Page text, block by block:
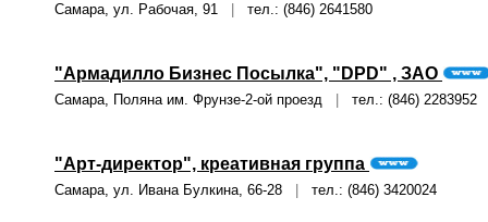
Самара, ул. Рабочая, 91 тел.: (846) 2641580
"Армадилло Бизнес Посылка", "DPD" , ЗАО
Самара, Поляна им. Фрунзе-2-ой проезд тел.: (846) 2283952
"Арт-директор", креативная группа
Самара, ул. Ивана Булкина, 66-28 тел.: (846) 3420024